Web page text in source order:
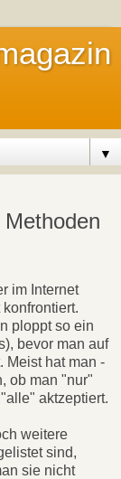
▼
im Internet
ploppt so ein
bevor man auf
Meist hat man -
ob man "nur"
aktzeptiert.
weitere
sind,
sie nicht